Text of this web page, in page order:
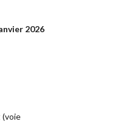
2026
(voie